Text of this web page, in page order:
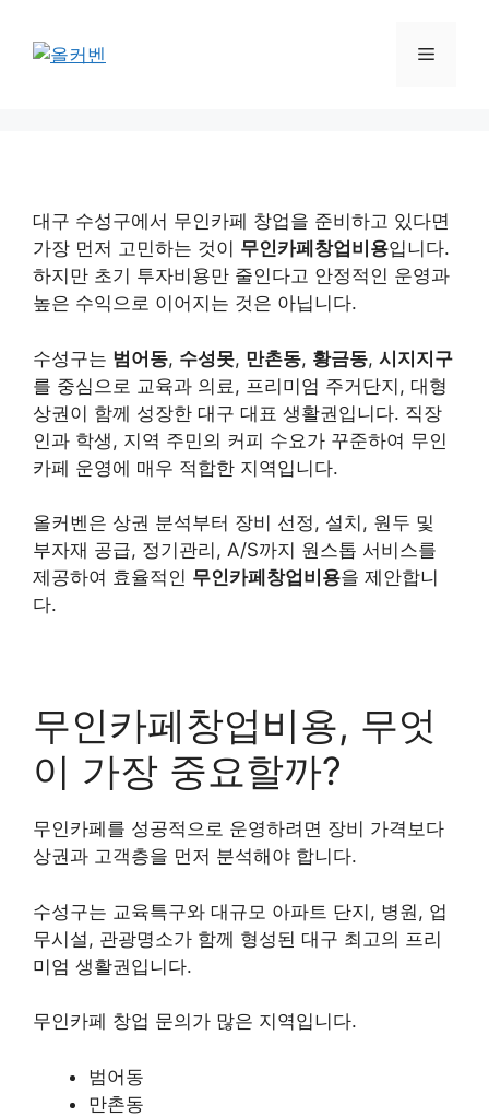
메
대구 수성구에서 무인카페 창업을 준비하고 있다면
가장 먼저 고민하는 것이 무인카페창업비용입니다.
하지만 초기 투자비용만 줄인다고 안정적인 운영과
높은 수익으로 이어지는 것은 아닙니다.
수성구는 범어동, 수성못, 만촌동, 황금동, 시지지구
를 중심으로 교육과 의료, 프리미엄 주거단지, 대형
상권이 함께 성장한 대구 대표 생활권입니다. 직장
인과 학생, 지역 주민의 커피 수요가 꾸준하여 무인
카페 운영에 매우 적합한 지역입니다.
올커벤은 상권 분석부터 장비 선정, 설치, 원두 및
부자재 공급, 정기관리, A/S까지 원스톱 서비스를
제공하여 효율적인 무인카페창업비용을 제안합니
다.
무인카페창업비용, 무엇
이 가장 중요할까?
무인카페를 성공적으로 운영하려면 장비 가격보다
상권과 고객층을 먼저 분석해야 합니다.
수성구는 교육특구와 대규모 아파트 단지, 병원, 업
무시설, 관광명소가 함께 형성된 대구 최고의 프리
미엄 생활권입니다.
무인카페 창업 문의가 많은 지역입니다.
범어동
만촌동